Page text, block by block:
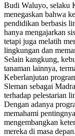
Budi Waluyo, selaku
menegaskan bahwa
pendidikan berbasis
hanya mengajarkan
tetapi juga melatih
lingkungan dan
Selain kangkung,
tanaman lainnya,
Keberlanjutan
Sleman sebagai
terhadap pelestarian
Dengan adanya
memahami
mengembangkan
mereka di masa depan.